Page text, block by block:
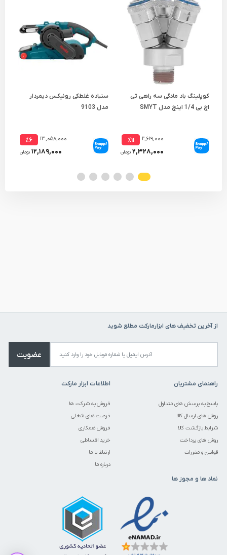
کوپلینگ باد مادگی سه راهی تی
اچ بی 1/4 اینچ مدل SMYT
۲,۶۱۹,۰۰۰ ٪۱۱
۲,۳۲۸,۰۰۰ تومان
سنباده غلطکی رونیکس دیمردار
مدل 9103
۱۳,۰۵۸,۰۰۰ ٪۶
۱۲,۱۸۹,۰۰۰ تومان
از آخرین تخفیف های ابزارمارکت مطلع شوید
عضویت
راهنمای مشتریان
پاسخ به پرسش های متداول
روش های ارسال کالا
شرایط بازگشت کالا
روش های پرداخت
قوانین و مقررات
اطلاعات ابزار مارکت
فروش به شرکت ها
فرصت های شغلی
فروش همکاری
خرید اقساطی
ارتباط با ما
درباره ما
نماد ها و مجوز ها
قیمت این کالا متغیر میباشد. می توانید برای استعلام قیمت تماس حاصل